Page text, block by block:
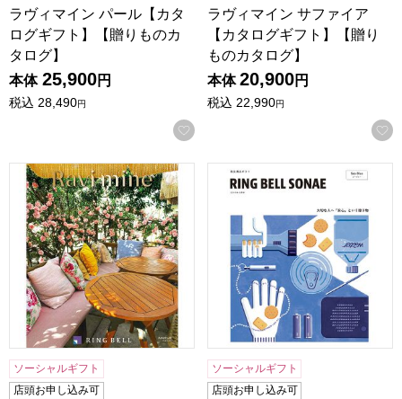
ラヴィマイン パール【カタ
ログギフト】【贈りものカ
タログ】
本体 25,900円
税込 28,490円
お気に入りに登録する
ラヴィマイン サファイア
【カタログギフト】【贈り
ものカタログ】
本体 20,900円
税込 22,990円
ラヴィマイン アメジスト【カタログギフト】【贈りものカ
ソーシャルギフト
店頭お申し込み可
リンベル ソナエ シーブルー
ソーシャルギフト
店頭お申し込み可